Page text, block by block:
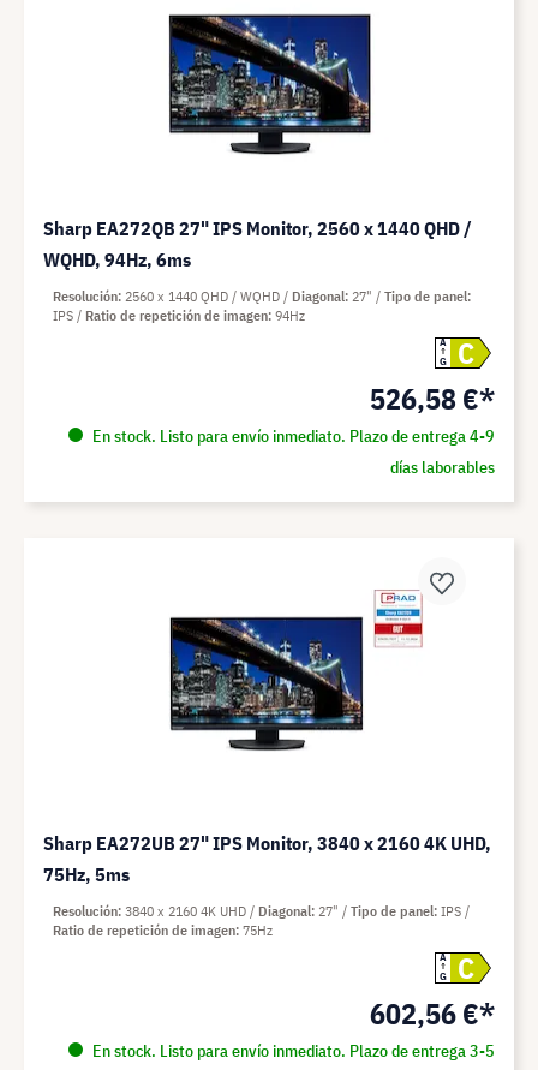
Sharp EA272QB 27" IPS Monitor, 2560 x 1440 QHD /
WQHD, 94Hz, 6ms
A
G
C
526,58 €*
En stock. Listo para envío inmediato. Plazo de entrega 4-9
días laborables
Resolución 2560 x 1440 QHD / WQHD Diagonal 27"
Tipo de panel
IPS
Ratio de repetición de imagen 94Hz
Sharp EA272UB 27" IPS Monitor, 3840 x 2160 4K UHD,
75Hz, 5ms
A
G
C
602,56 €*
En stock. Listo para envío inmediato. Plazo de entrega 3-5
Resolución 3840 x 2160 4K UHD Diagonal 27" Tipo de panel IPS
Ratio de repetición de imagen 75Hz